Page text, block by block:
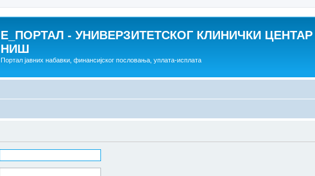
E_ПОРТАЛ - УНИВЕРЗИТЕТСКОГ КЛИНИЧКИ ЦЕНТАР
НИШ
Портал јавних набавки, финансијског пословања, уплата-исплата